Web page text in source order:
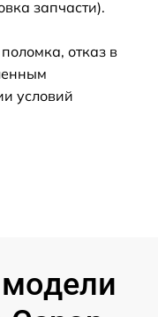
запчасти).
отказ в
условий